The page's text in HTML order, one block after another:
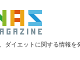
ダイエットに関する情報を